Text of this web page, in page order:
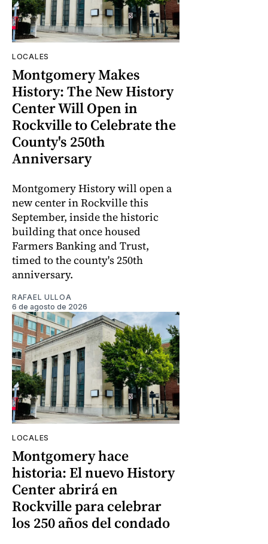
LOCALES
Montgomery Makes
History: The New History
Center Will Open in
Rockville to Celebrate the
County's 250th
Anniversary
Montgomery History will open a
new center in Rockville this
September, inside the historic
building that once housed
Farmers Banking and Trust,
timed to the county's 250th
anniversary.
RAFAEL ULLOA
6 de agosto de 2026
LOCALES
Montgomery hace
historia: El nuevo History
Center abrirá en
Rockville para celebrar
los 250 años del condado